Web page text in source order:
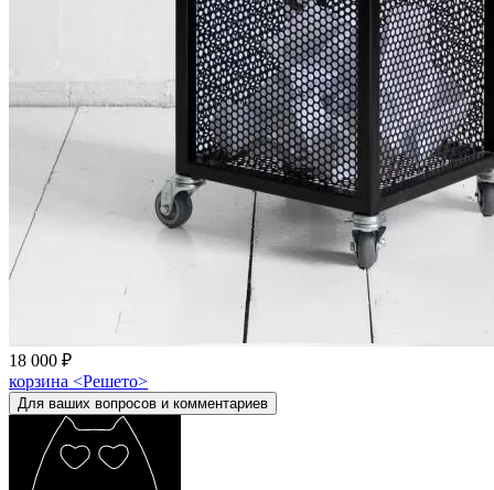
18 000 ₽
корзина <Решето>
Для ваших вопросов и комментариев